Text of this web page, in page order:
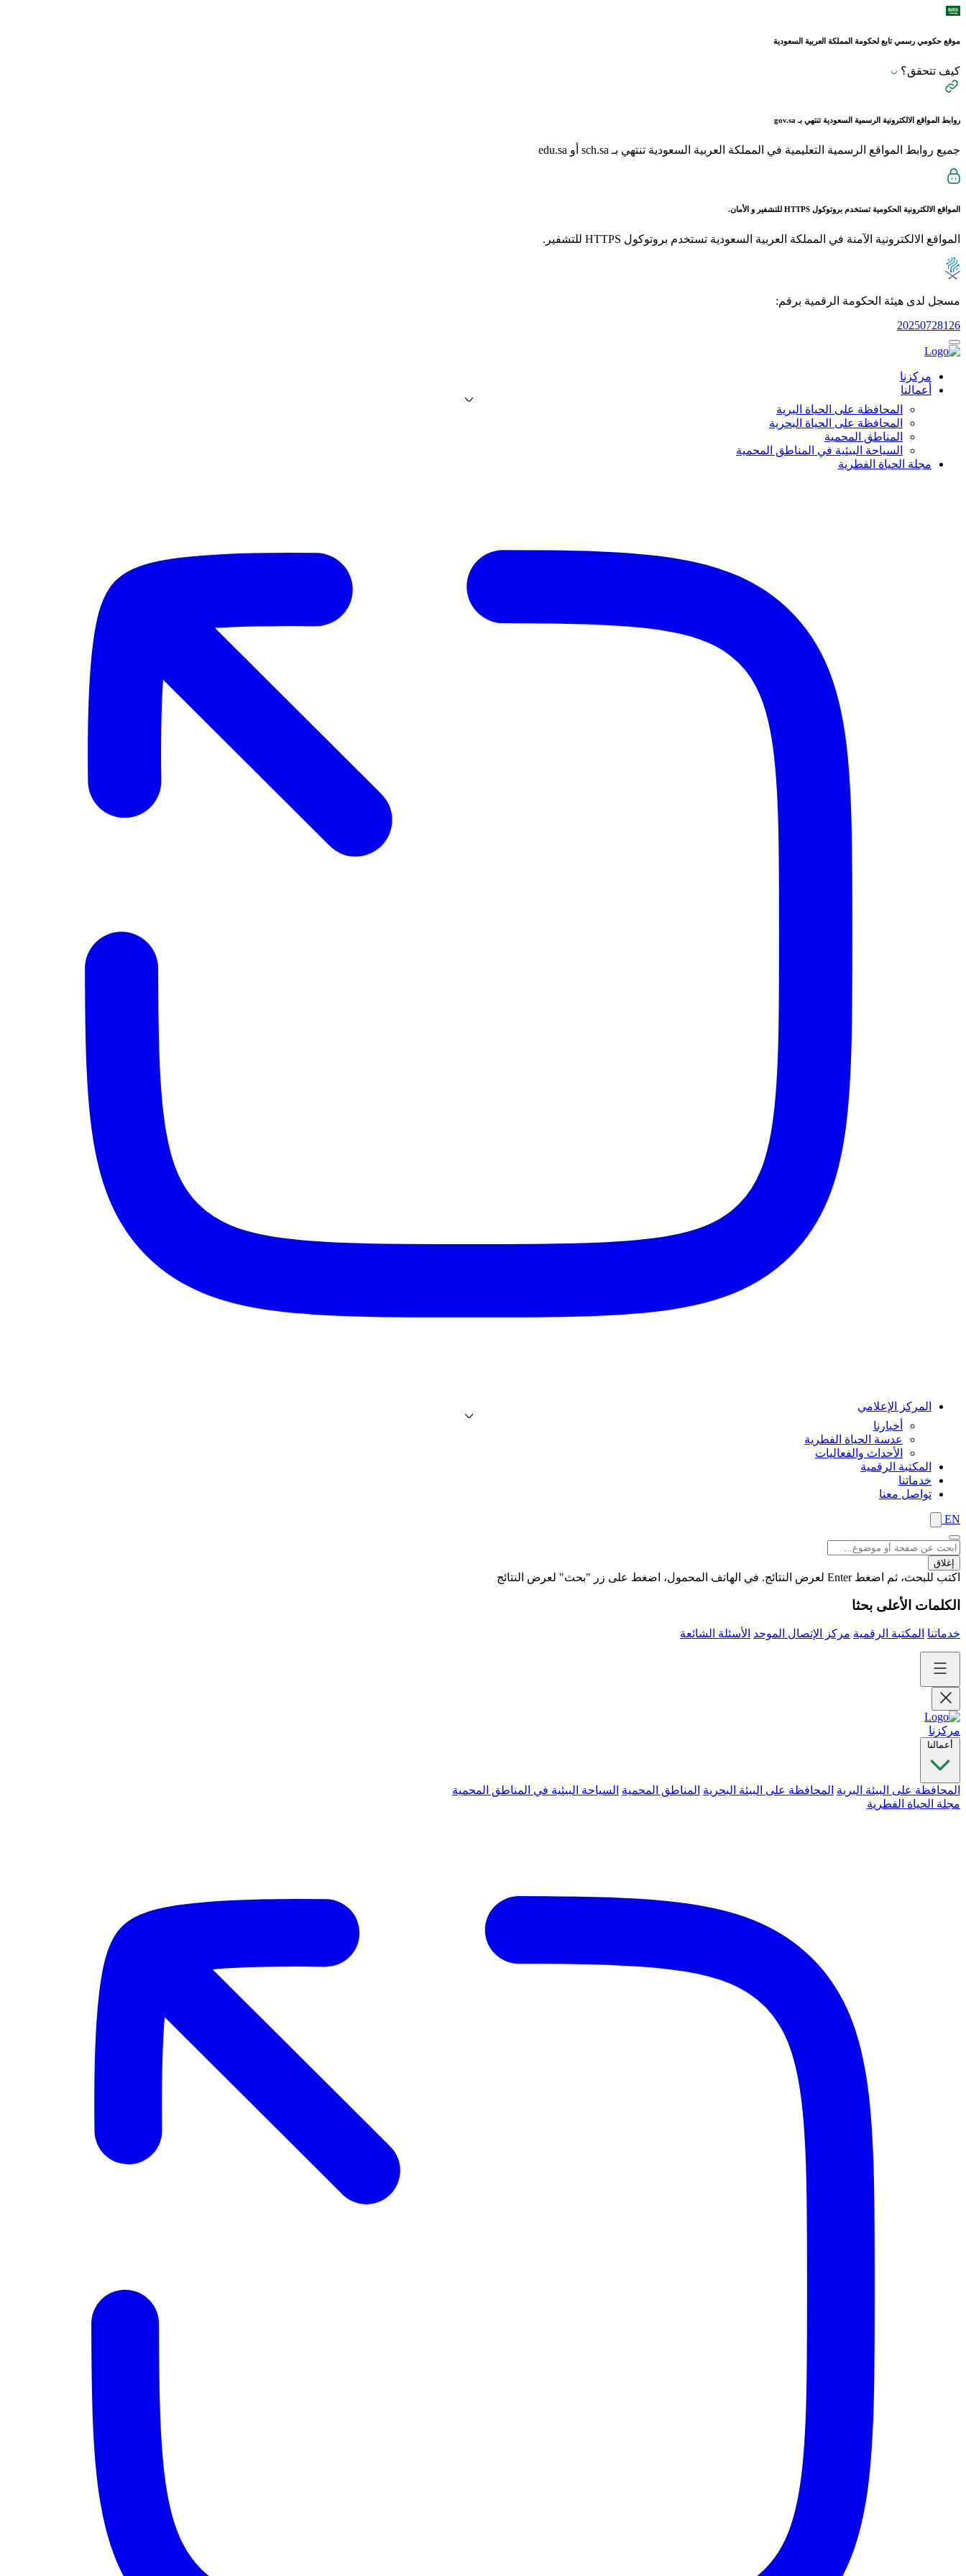
موقع حكومي رسمي تابع لحكومة المملكة العربية السعودية
كيف تتحقق؟
روابط المواقع الالكترونية الرسمية السعودية تنتهي بـ gov.sa
جميع روابط المواقع الرسمية التعليمية في المملكة العربية السعودية تنتهي بـ sch.sa أو edu.sa
المواقع الالكترونية الحكومية تستخدم بروتوكول HTTPS للتشفير و الأمان.
المواقع الالكترونية الآمنة في المملكة العربية السعودية تستخدم بروتوكول HTTPS للتشفير.
مسجل لدى هيئة الحكومة الرقمية برقم:
20250728126
مركزنا
أعمالنا
المحافظة على الحياة البرية
المحافظة على الحياة البحرية
المناطق المحمية
السياحة البيئية في المناطق المحمية
مجلة الحياة الفطرية
المركز الإعلامي
أخبارنا
عدسة الحياة الفطرية
الأحداث والفعاليات
المكتبة الرقمية
خدماتنا
تواصل معنا
EN
إغلاق
اكتب للبحث، ثم اضغط Enter لعرض النتائج. في الهاتف المحمول، اضغط على زر "بحث" لعرض النتائج
الكلمات الأعلى بحثا
خدماتنا المكتبة الرقمية مركز الإتصال الموحد الأسئلة الشائعة
مركزنا
أعمالنا
المحافظة على البيئة البرية المحافظة على البيئة البحرية المناطق المحمية السياحة البيئية في المناطق المحمية
مجلة الحياة الفطرية